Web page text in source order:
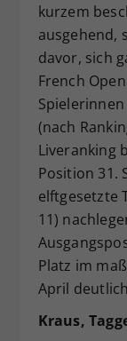
kurzem
ausgehend,
davor, sich
French
(nach
Liveranking
Position 31.
elftgesetzte
11)
Platz im
April
Kraus,